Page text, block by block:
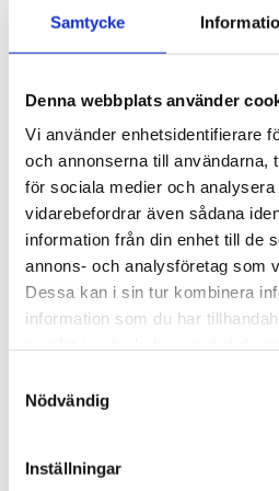
Samtycke
Denna webbplats använder
Vi använder enhetsidentifierare
och annonserna till användarna,
för sociala medier och
vidarebefordrar även sådana
information från din enhet till de
annons- och analysföretag som
Dessa kan i sin tur kombinera
information som du har
Nödvändig
Inställningar
Pussel Dinner with Van Gogh
399 kr